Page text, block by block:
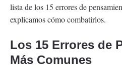
lista de los 15 errores de
explicamos cómo combatirlos.
Los 15 Errores de
Más Comunes